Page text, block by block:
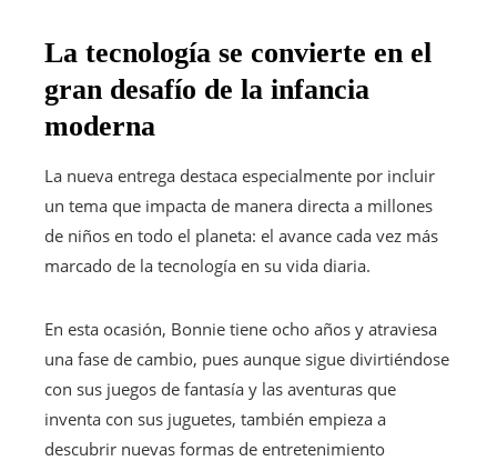
La tecnología se convierte en el
gran desafío de la infancia
moderna
La nueva entrega destaca especialmente por incluir
un tema que impacta de manera directa a millones
de niños en todo el planeta: el avance cada vez más
marcado de la tecnología en su vida diaria.
En esta ocasión, Bonnie tiene ocho años y atraviesa
una fase de cambio, pues aunque sigue divirtiéndose
con sus juegos de fantasía y las aventuras que
inventa con sus juguetes, también empieza a
descubrir nuevas formas de entretenimiento